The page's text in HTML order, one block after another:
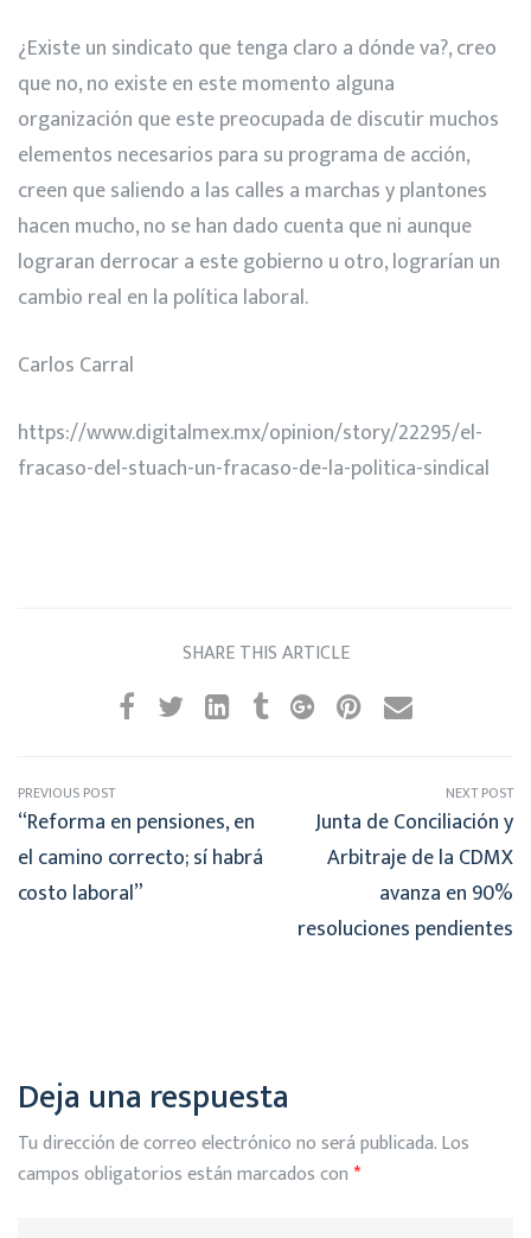
¿Existe un sindicato que tenga claro a dónde va?, creo
que no, no existe en este momento alguna
organización que este preocupada de discutir muchos
elementos necesarios para su programa de acción,
creen que saliendo a las calles a marchas y plantones
hacen mucho, no se han dado cuenta que ni aunque
lograran derrocar a este gobierno u otro, lograrían un
cambio real en la política laboral.
Carlos Carral
https://www.digitalmex.mx/opinion/story/22295/el-
fracaso-del-stuach-un-fracaso-de-la-politica-sindical
SHARE THIS ARTICLE
PREVIOUS POST
“Reforma en pensiones, en
el camino correcto; sí habrá
costo laboral”
NEXT POST
Junta de Conciliación y
Arbitraje de la CDMX
avanza en 90%
resoluciones pendientes
Deja una respuesta
Tu dirección de correo electrónico no será publicada.Los
campos obligatorios están marcados con*